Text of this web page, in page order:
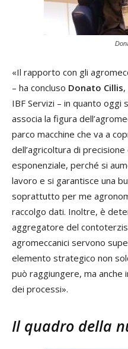
«Il rapporto con gli
– ha concluso Donato Cillis
IBF Servizi – in quanto oggi
associa la figura
parco macchine che va a
dell’agricoltura di
esponenziale, perché si
lavoro e si garantisce una
soprattutto per me
raccolgo dati. Inoltre, è
aggregatore del
agromeccanici servono
elemento strategico non
può raggiungere, ma anche
dei processi».
Il quadro della